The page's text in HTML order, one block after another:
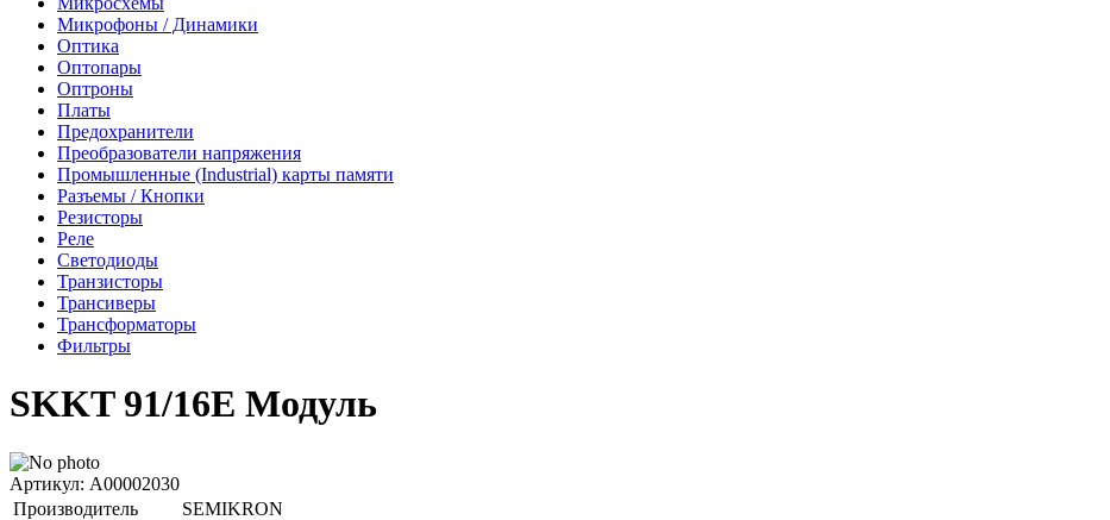
Микрофоны / Динамики
Оптика
Оптопары
Оптроны
Платы
Предохранители
Преобразователи напряжения
Промышленные (Industrial) карты памяти
Разъемы / Кнопки
Резисторы
Реле
Светодиоды
Транзисторы
Трансиверы
Трансформаторы
Фильтры
SKKT 91/16E Модуль
Артикул: A00002030
Производитель
SEMIKRON